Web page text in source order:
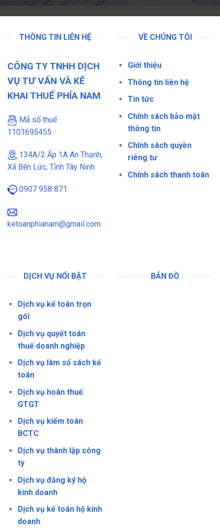
THÔNG TIN LIÊN HỆ
CÔNG TY TNHH DỊCH
VỤ TƯ VẤN VÀ KÊ
KHAI THUẾ PHÍA NAM
Mã số thuế :
1101695455
134A/2 Ấp 1A An Thạnh,
Xã Bến Lức, Tỉnh Tây Ninh
0907 958 871
ketoanphianam@gmail.com
VỀ CHÚNG TÔI
Giới thiệu
Thông tin liên hệ
Tin tức
Chính sách bảo mật
thông tin
Chính sách quyền
riêng tư
Chính sách thanh toán
DỊCH VỤ NỔI BẬT
Dịch vụ kế toán trọn
gói
Dịch vụ quyết toán
thuế doanh nghiệp
Dịch vụ làm sổ sách kế
toán
Dịch vụ hoàn thuế
GTGT
Dịch vụ kiểm toán
BCTC
Dịch vụ thành lập công
ty
Dịch vụ đăng ký hộ
kinh doanh
Dịch vụ kế toán hộ kinh
doanh
BẢN ĐỒ